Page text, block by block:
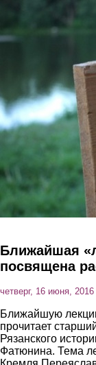
Перейти к основному
Ближайшая
посвящена
четверг, 16 июня,
Ближайшую
прочитает
Рязанского
Фатюнина. Тема